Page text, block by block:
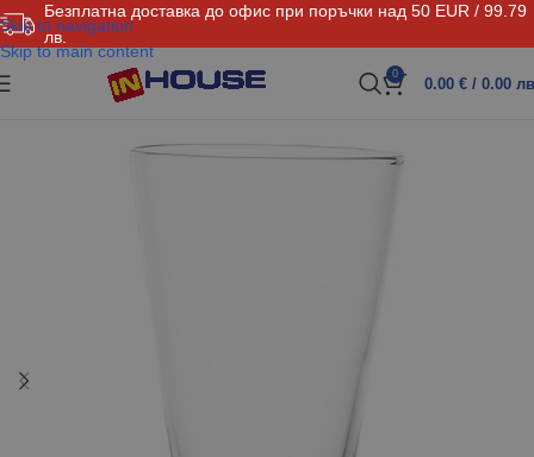
Безплатна доставка до офис при поръчки над 50 EUR / 99.79
лв.
Skip to navigation
Skip to main content
0
0.00 € / 0.00